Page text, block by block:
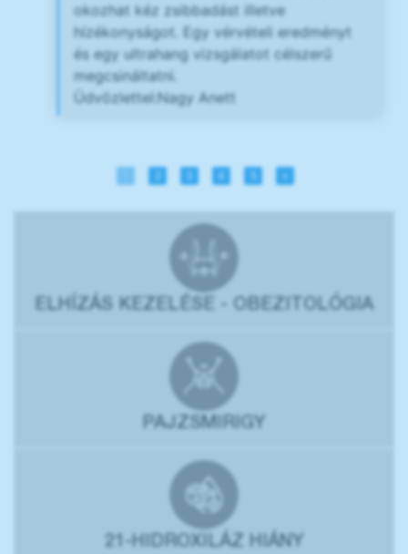
okozhat kéz zsibbadást illetve
hízékonyságot. Egy vérvételi eredményt
és egy ultrahang vizsgálatot célszerű
megcsináltatni.
Üdvözlettel:Nagy Anett
4 »
ELHÍZÁS KEZELÉSE - OBEZITOLÓGIA
PAJZSMIRIGY
21-HIDROXILÁZ HIÁNY